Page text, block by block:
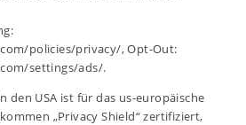
policies/privacy/, Opt-Out:
settings/ads/.
den USA ist für das us-europäische
„Privacy Shield“ zertifiziert,